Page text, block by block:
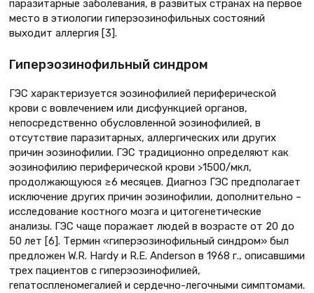
паразитарные заболевания, в развитых странах на первое
место в этиологии гиперэозинофильных состояний
выходит аллергия [3].
Гиперэозинофильный синдром
ГЭС характеризуется эозинофилией периферической
крови с вовлечением или дисфункцией органов,
непосредственно обусловленной эозинофилией, в
отсутствие паразитарных, аллергических или других
причин эозинофилии. ГЭС традиционно определяют как
эозинофилию периферической крови >1500/мкл,
продолжающуюся ≥6 месяцев. Диагноз ГЭС предполагает
исключение других причин эозинофилии, дополнительно –
исследование костного мозга и цитогенетические
анализы. ГЭС чаще поражает людей в возрасте от 20 до
50 лет [6]. Термин «гиперэозинофильный синдром» был
предложен W.R. Hardy и R.Е. Anderson в 1968 г., описавшими
трех пациентов с гиперэозинофилией,
гепатоспленомегалией и сердечно-легочными симптомами.